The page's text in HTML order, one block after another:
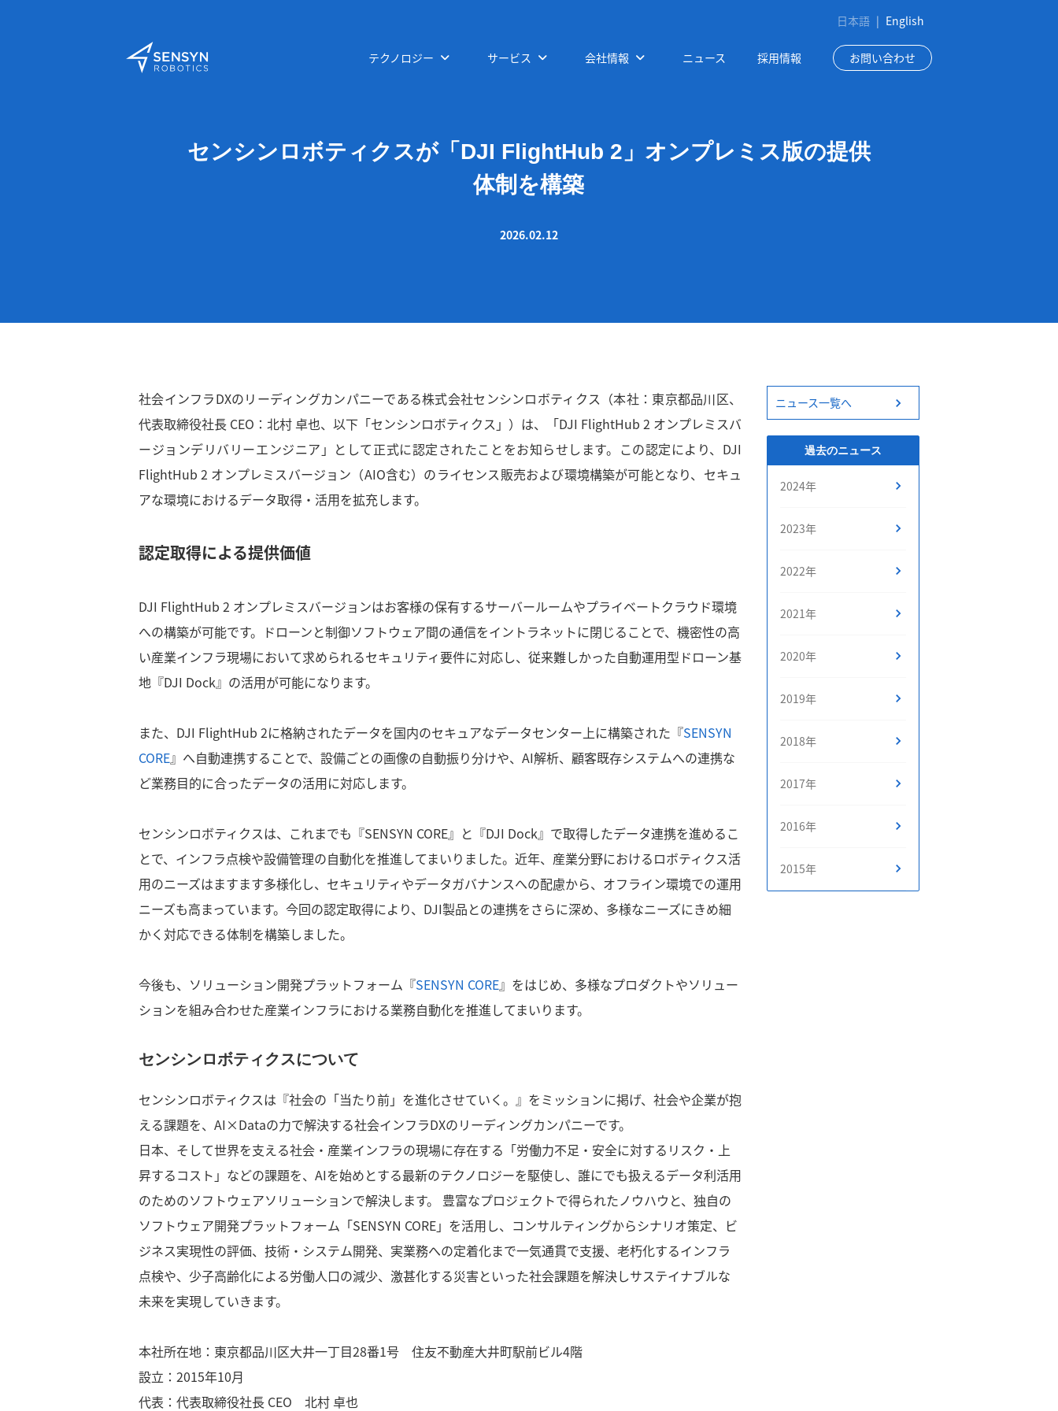
日本語 | English
テクノロジー サービス 会社情報 ニュース 採用情報 お問い合わせ
センシンロボティクスが「DJI FlightHub 2」オンプレミス版の提供
体制を構築
2026.02.12
社会インフラDXのリーディングカンパニーである株式会社センシンロボティクス（本社：東京都品川区、
代表取締役社長 CEO：北村 卓也、以下「センシンロボティクス」）は、「DJI FlightHub 2 オンプレミスバ
ージョンデリバリーエンジニア」として正式に認定されたことをお知らせします。この認定により、DJI
FlightHub 2 オンプレミスバージョン（AIO含む）のライセンス販売および環境構築が可能となり、セキュ
アな環境におけるデータ取得・活用を拡充します。
認定取得による提供価値
DJI FlightHub 2 オンプレミスバージョンはお客様の保有するサーバールームやプライベートクラウド環境
への構築が可能です。ドローンと制御ソフトウェア間の通信をイントラネットに閉じることで、機密性の高
い産業インフラ現場において求められるセキュリティ要件に対応し、従来難しかった自動運用型ドローン基
地『DJI Dock』の活用が可能になります。
また、DJI FlightHub 2に格納されたデータを国内のセキュアなデータセンター上に構築された『SENSYN
CORE』へ自動連携することで、設備ごとの画像の自動振り分けや、AI解析、顧客既存システムへの連携な
ど業務目的に合ったデータの活用に対応します。
センシンロボティクスは、これまでも『SENSYN CORE』と『DJI Dock』で取得したデータ連携を進めるこ
とで、インフラ点検や設備管理の自動化を推進してまいりました。近年、産業分野におけるロボティクス活
用のニーズはますます多様化し、セキュリティやデータガバナンスへの配慮から、オフライン環境での運用
ニーズも高まっています。今回の認定取得により、DJI製品との連携をさらに深め、多様なニーズにきめ細
かく対応できる体制を構築しました。
今後も、ソリューション開発プラットフォーム『SENSYN CORE』をはじめ、多様なプロダクトやソリュー
ションを組み合わせた産業インフラにおける業務自動化を推進してまいります。
センシンロボティクスについて
センシンロボティクスは『社会の「当たり前」を進化させていく。』をミッションに掲げ、社会や企業が抱
える課題を、AI×Dataの力で解決する社会インフラDXのリーディングカンパニーです。
日本、そして世界を支える社会・産業インフラの現場に存在する「労働力不足・安全に対するリスク・上
昇するコスト」などの課題を、AIを始めとする最新のテクノロジーを駆使し、誰にでも扱えるデータ利活用
のためのソフトウェアソリューションで解決します。 豊富なプロジェクトで得られたノウハウと、独自の
ソフトウェア開発プラットフォーム「SENSYN CORE」を活用し、コンサルティングからシナリオ策定、ビ
ジネス実現性の評価、技術・システム開発、実業務への定着化まで一気通貫で支援、老朽化するインフラ
点検や、少子高齢化による労働人口の減少、激甚化する災害といった社会課題を解決しサステイナブルな
未来を実現していきます。
本社所在地：東京都品川区大井一丁目28番1号 住友不動産大井町駅前ビル4階
設立：2015年10月
代表：代表取締役社長 CEO 北村 卓也
ニュース一覧へ
過去のニュース
2024年
2023年
2022年
2021年
2020年
2019年
2018年
2017年
2016年
2015年